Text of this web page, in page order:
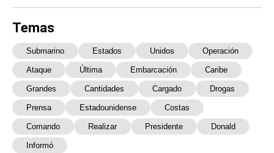
Temas
Submarino Estados Unidos Operación
Ataque Última Embarcación Caribe
Grandes Cantidades Cargado Drogas
Prensa Estadounidense Costas
Comando Realizar Presidente Donald
Informó